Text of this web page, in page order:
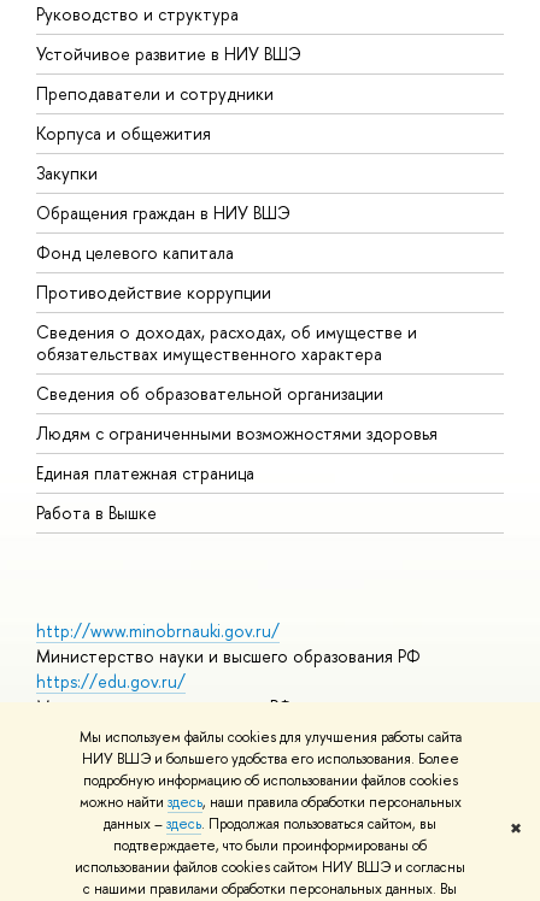
Мы используем файлы cookies для улучшения работы сайта
НИУ ВШЭ и большего удобства его использования. Более
подробную информацию об использовании файлов cookies
можно найти здесь, наши правила обработки персональных
данных –здесь. Продолжая пользоваться сайтом, вы
подтверждаете, что были проинформированы об
использовании файлов cookies сайтом НИУ ВШЭ и согласны
с нашими правилами обработки персональных данных. Вы
✖
Руководство и структура
Устойчивое развитие в НИУ ВШЭ
Преподаватели и сотрудники
Корпуса и общежития
Закупки
Обращения граждан в НИУ ВШЭ
Фонд целевого капитала
Противодействие коррупции
Сведения о доходах, расходах, об имуществе и
обязательствах имущественного характера
Сведения об образовательной организации
Людям с ограниченными возможностями здоровья
Единая платежная страница
Работа в Вышке
http://www.minobrnauki.gov.ru/
Министерство науки и высшего образования РФ
https://edu.gov.ru/
Министерство просвещения РФ
https://elearning.hse.ru/mooc
Массовые открытые онлайн-курсы
© НИУ ВШЭ 1993–2026 Адреса и контактыУсловия
использования материалов Политика конфиденциальности